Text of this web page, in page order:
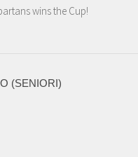
wins the Cup!
(SENIORI)